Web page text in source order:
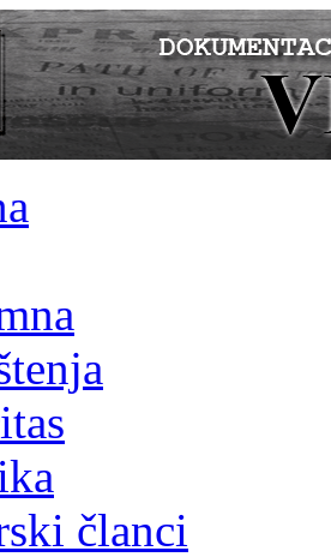
članci